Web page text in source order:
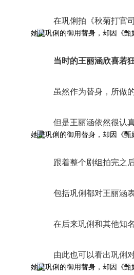
在巩俐拍《秋菊打官
当时的王丽涵欣喜若
虽然作为替身，所做
但是王丽涵依然很认
跟着整个剧组拍完之
包括巩俐都对王丽涵
在后来巩俐和其他知
由此也可以看出巩俐